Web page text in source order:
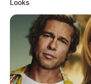
Serem! 9 Chat
Pelanggan Ini
Looks